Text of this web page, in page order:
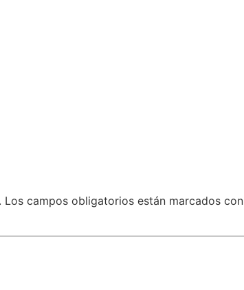
Los campos obligatorios están marcados con